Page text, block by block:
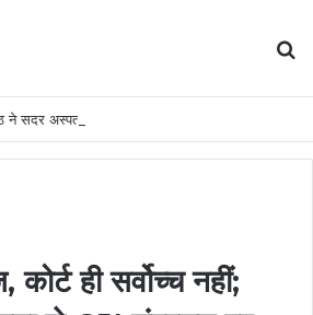
ही सर्वोच्च नहीं;